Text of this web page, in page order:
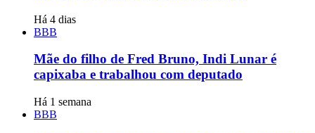
Há 4 dias
BBB
Mãe do filho de Fred Bruno, Indi Lunar é
capixaba e trabalhou com deputado
Há 1 semana
BBB